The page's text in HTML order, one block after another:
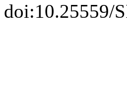
doi:10.25559/